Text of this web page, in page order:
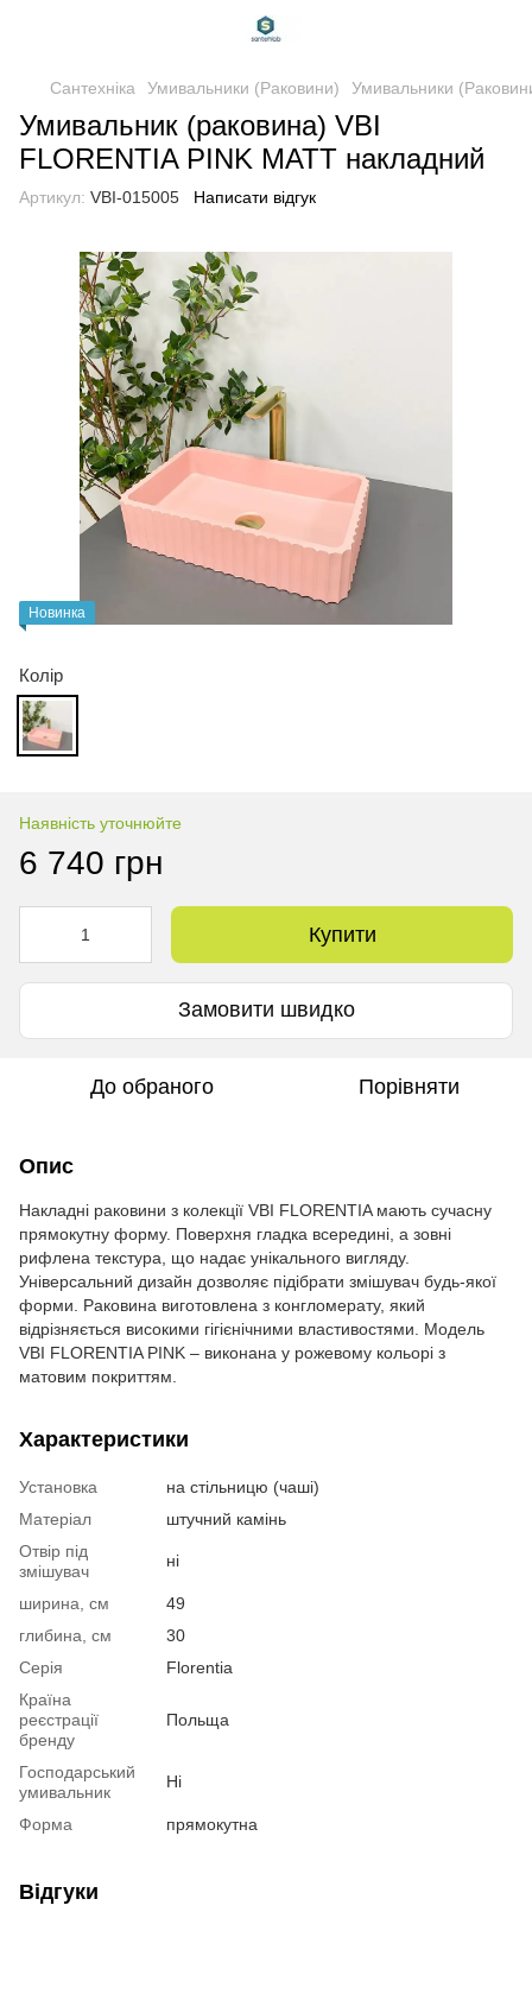
Сантехніка Умивальники (Раковини) Умивальники
Умивальник (раковина) VBI
FLORENTIA PINK MATT накладний
Артикул: VBI-015005 Написати відгук
Новинка
Колір
Наявність уточнюйте
6 740 грн
Купити
Замовити швидко
До обраного Порівняти
Опис
Накладні раковини з колекції VBI FLORENTIA мають сучасну
прямокутну форму. Поверхня гладка всередині, а зовні
рифлена текстура, що надає унікального вигляду.
Універсальний дизайн дозволяє підібрати змішувач будь-якої
форми. Раковина виготовлена ​​з конгломерату, який
відрізняється високими гігієнічними властивостями. Модель
VBI FLORENTIA PINK – виконана у рожевому кольорі з
матовим покриттям.
Характеристики
Установка
на стільницю (чаші)
Матеріал
штучний камінь
Отвір під
змішувач
ні
ширина, см
49
глибина, см
30
Серія
Florentia
Країна
реєстрації
бренду
Польща
Господарський
умивальник
Ні
Форма прямокутна
Відгуки